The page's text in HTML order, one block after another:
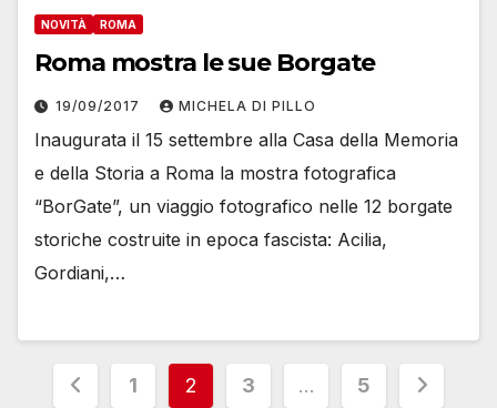
NOVITÀ ROMA
Roma mostra le sue Borgate
19/09/2017 MICHELA DI PILLO
Inaugurata il 15 settembre alla Casa della Memoria
e della Storia a Roma la mostra fotografica
“BorGate”, un viaggio fotografico nelle 12 borgate
storiche costruite in epoca fascista: Acilia,
Gordiani,…
Paginazione
1 2 3 … 5